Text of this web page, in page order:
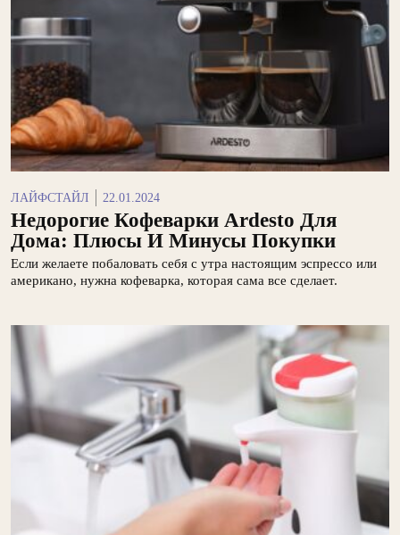
ЛАЙФСТАЙЛ 22.01.2024
Недорогие Кофеварки Ardesto Для
Дома: Плюсы И Минусы Покупки
Если желаете побаловать себя с утра настоящим эспрессо или
американо, нужна кофеварка, которая сама все сделает.